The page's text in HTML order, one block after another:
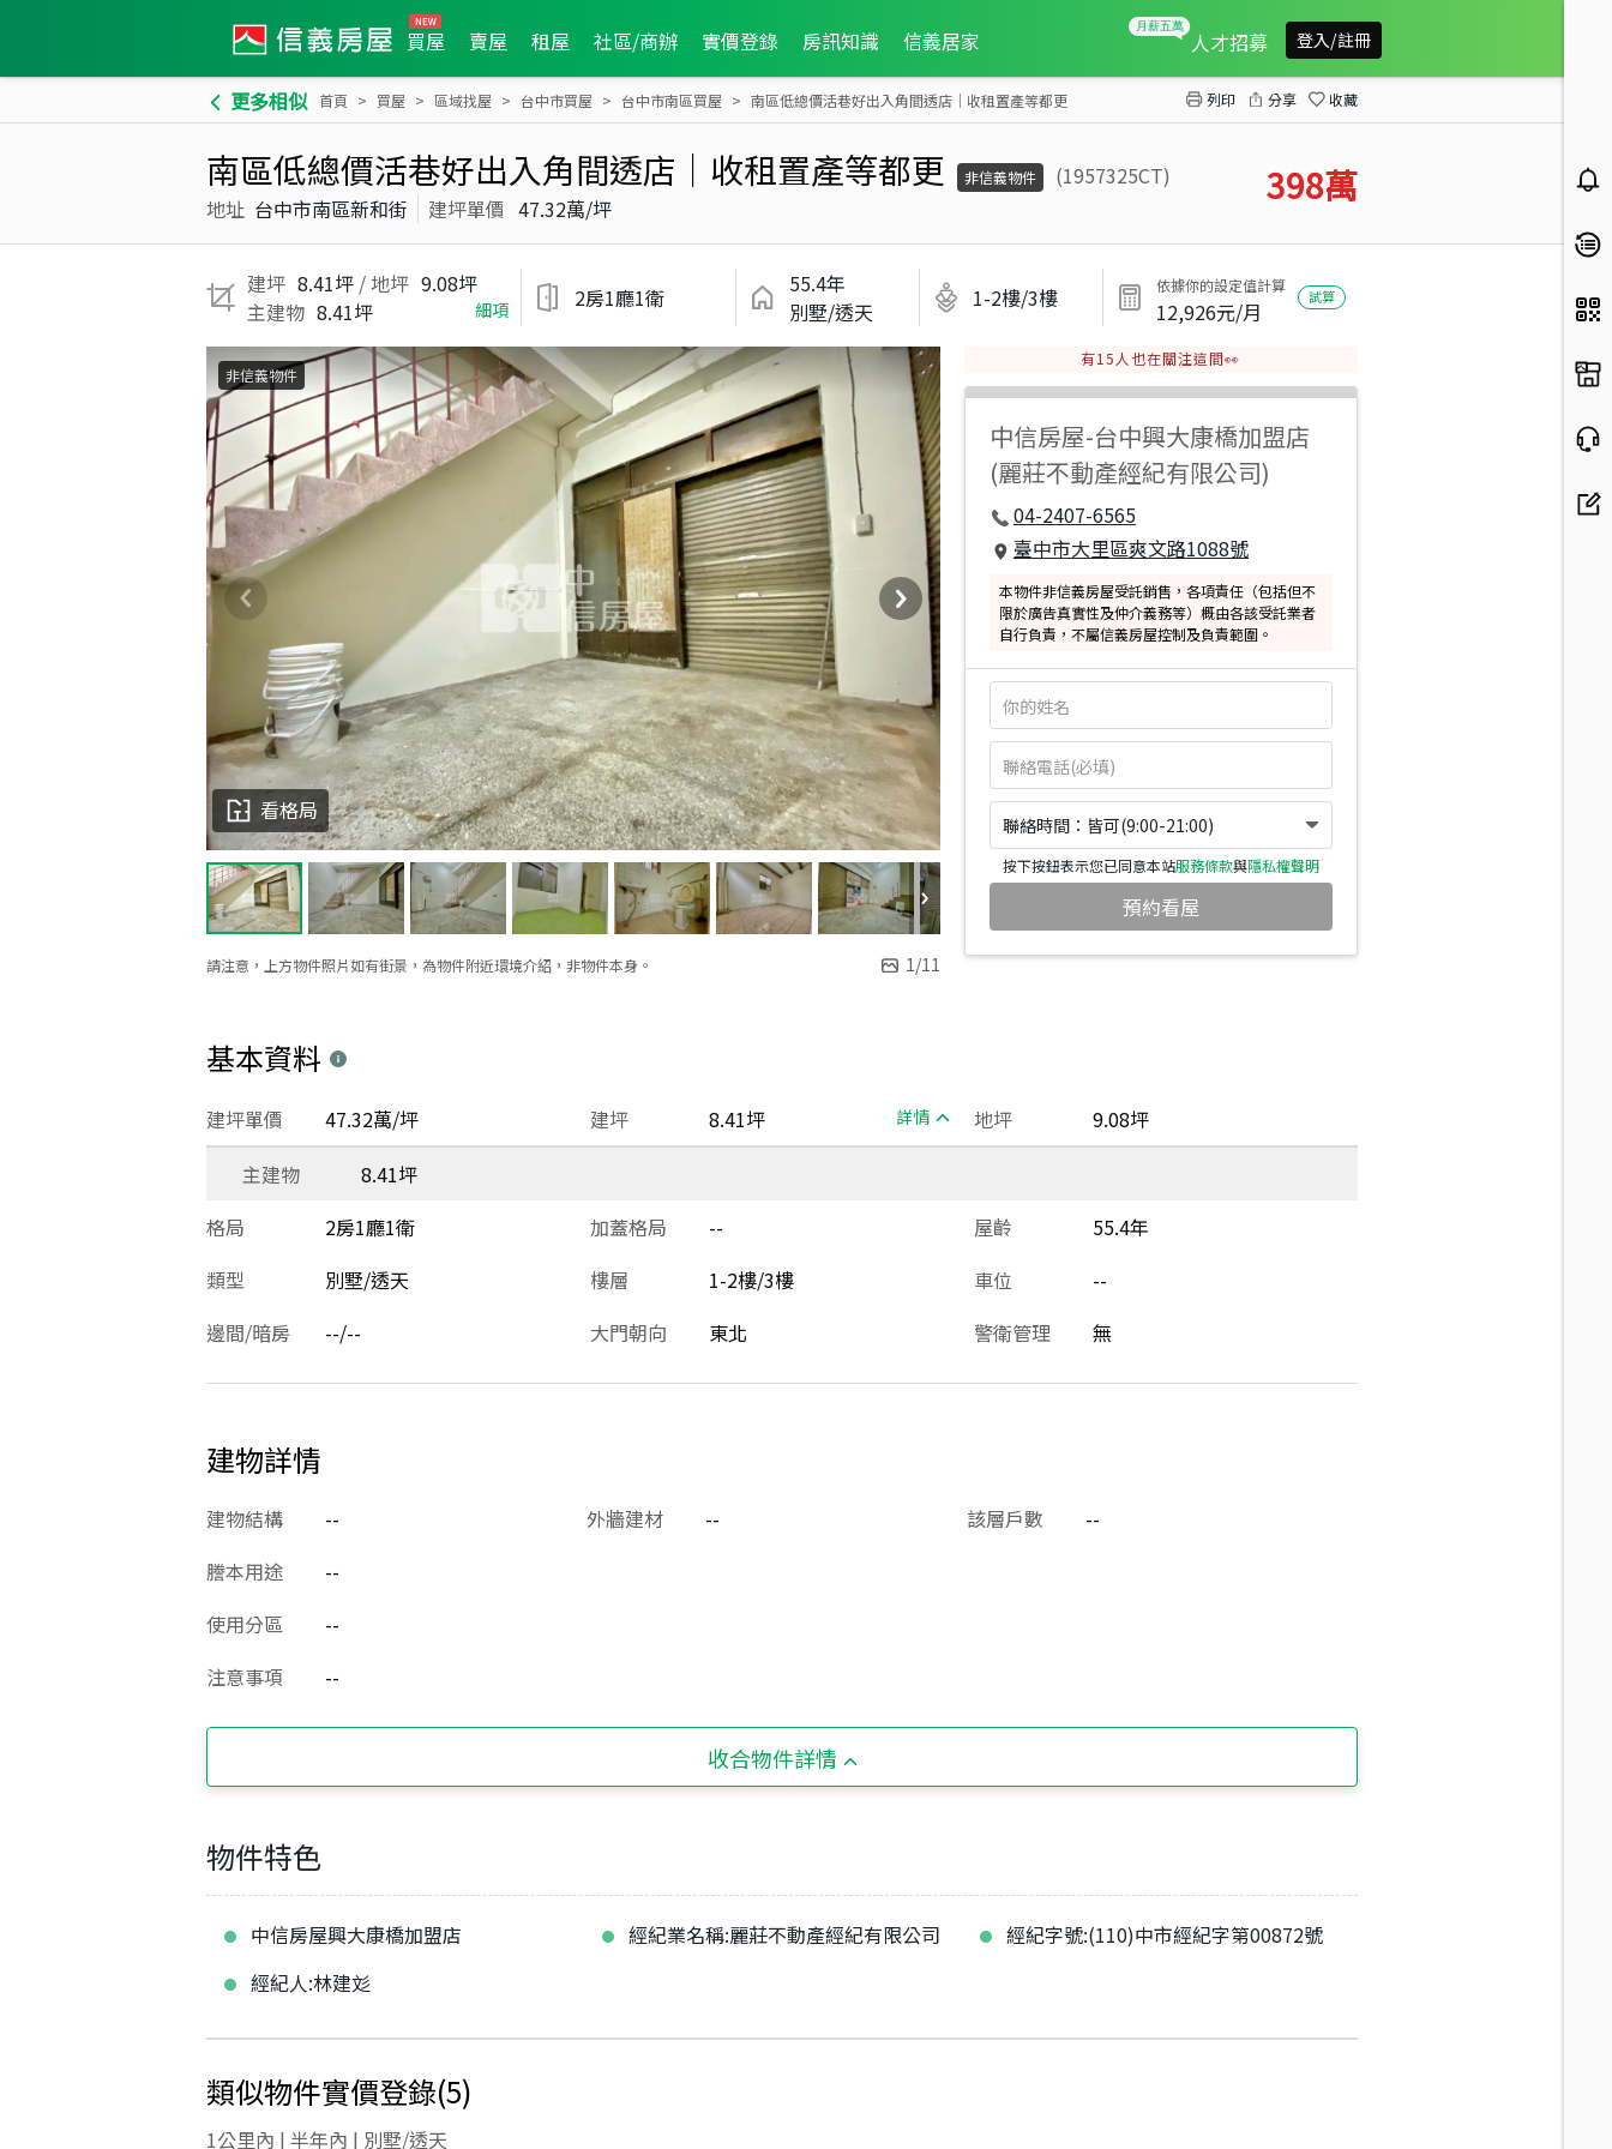
買屋 賣屋 租屋 社區/商辦 實價登錄 房訊知識 信義居家 人才招募 登入/註冊
更多相似 首頁 買屋 區域找屋 台中市買屋 台中市南區買屋 南區低總價活巷好出入角間透店｜收租置產等都更 列印 分享 收藏
南區低總價活巷好出入角間透店｜收租置產等都更 非信義物件
(1957325CT)
地址 台中市南區新和街 建坪單價 47.32萬/坪 398萬
建坪 8.41坪 / 地坪 9.08坪
主建物 8.41坪 細項 2房1廳1衛
55.4年
別墅/透天
1-2樓/3樓 依據你的設定值計算
12,926元/月
試算
請注意，上方物件照片如有街景，為物件附近環境介紹，非物件本身。 1/11
看格局
非信義物件
有15 人也在關注這間👀
中信房屋-台中興大康橋加盟店
(麗莊不動產經紀有限公司)
04-2407-6565
臺中市大里區爽文路1088號
本物件非信義房屋受託銷售，各項責任（包括但不
限於廣告真實性及仲介義務等）概由各該受託業者
自行負責，不屬信義房屋控制及負責範圍。
聯絡時間：皆可(9:00-21:00)
按下按鈕表示您已同意本站服務條款與隱私權聲明
預約看屋
基本資料
建坪 8.41坪 詳情
建坪單價 47.32萬/坪 地坪
9.08坪
主建物
8.41坪
格局
2房1廳1衛 加蓋格局 -- 屋齡
55.4年
類型
別墅/透天 樓層 1-2樓/3樓 車位
--
邊間/暗房
--/-- 大門朝向 東北 警衛管理 無
建物詳情
建物結構 -- 外牆建材 -- 該層戶數
--
謄本用途
--
使用分區
--
注意事項
--
收合物件詳情
物件特色
中信房屋興大康橋加盟店 經紀業名稱:麗莊不動產經紀有限公司
經紀字號:(110)中市經紀字第00872號
經紀人:林建彣
類似物件實價登錄(5)
1公里內 | 半年內 | 別墅/透天